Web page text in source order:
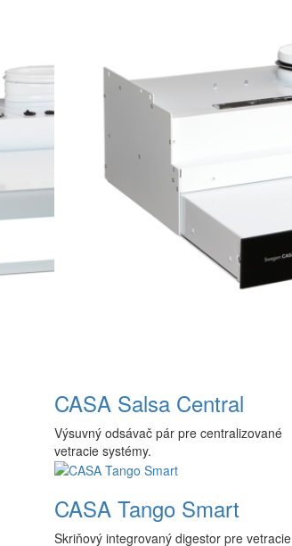
CASA Salsa Central
Výsuvný odsávač pár pre centralizované
vetracie systémy.
CASA Tango Smart
Skriňový integrovaný digestor pre vetracie